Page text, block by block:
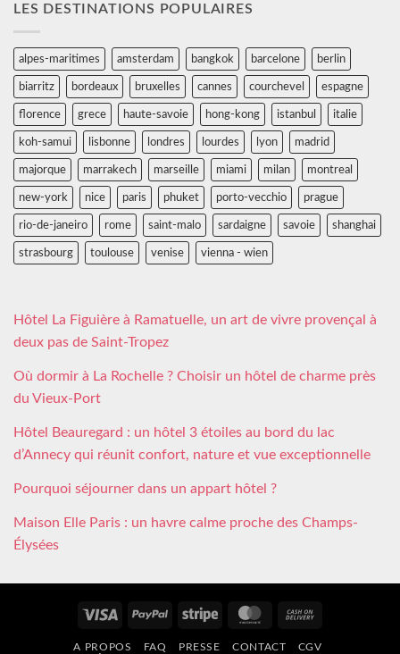
LES DESTINATIONS POPULAIRES
alpes-maritimes amsterdam bangkok barcelone berlin
biarritz bordeaux bruxelles cannes courchevel espagne
florence grece haute-savoie hong-kong istanbul italie
koh-samui lisbonne londres lourdes lyon madrid
majorque marrakech marseille miami milan montreal
new-york nice paris phuket porto-vecchio prague
rio-de-janeiro rome saint-malo sardaigne savoie shanghai
strasbourg toulouse venise vienna - wien
Hôtel La Figuière à Ramatuelle, un art de vivre provençal à
deux pas de Saint-Tropez
Où dormir à La Rochelle ? Choisir un hôtel de charme près
du Vieux-Port
Hôtel Beauregard : un hôtel 3 étoiles au bord du lac
d’Annecy qui réunit confort, nature et vue exceptionnelle
Pourquoi séjourner dans un appart hôtel ?
Maison Elle Paris : un havre calme proche des Champs-
Élysées
Visa PayPal Stripe MasterCard
A PROPOS FAQ PRESSE CONTACT
CGV